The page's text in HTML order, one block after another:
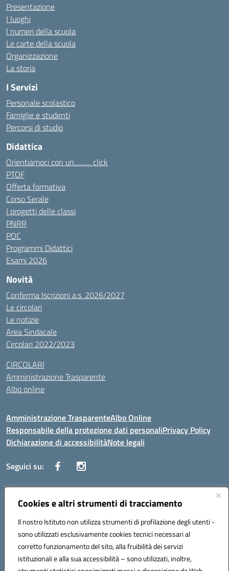
Cookies e altri strumenti di tracciamento
Il nostro Istituto non utilizza strumenti di profilazione degli utenti -
sono utilizzati esclusivamente cookies tecnici necessari al
corretto funzionamento del sito, alla fruibilità dei servizi
istituzionali e alla sua accessibilità – sono utilizzati, inoltre,
Presentazione
I luoghi
I numeri della scuola
Le carte della scuola
Organizzazione
La storia
I Servizi
Personale scolastico
Famiglie e studenti
Percorsi di studio
Didattica
Orientiamoci con un……… click
PTOF
Offerta formativa
Corso Serale
I progetti delle classi
PNRR
POC
Programmi Didattici
Esami 2026
Novità
Conferma Iscrizioni a.s. 2026/2027
Le circolari
Le notizie
Area Sindacale
Circolari 2022/2023
CIRCOLARI
Amministrazione Trasparente
Albo online
Amministrazione TrasparenteAlbo Online
Responsabile della protezione dati personaliPrivacy Policy
Dichiarazione di accessibilitàNote legali
Seguici su:
Indirizzo:Corso Vittorio Emanuele, 27 90133 - Palermo
Posta elettronica certificata (PEC):pais03600r@pec.istruzione.it
Codice fiscale: 97308550827
Codice meccanografico: PAIS03600R